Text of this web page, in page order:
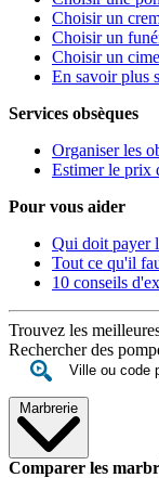
Choisir un
Choisir un
Choisir un
En savoir plus
Services obsèques
Organiser les
Estimer le prix
Pour vous aider
Qui doit payer
Tout ce qu'il
10 conseils
Trouvez les
Rechercher des
Marbrerie
Comparer les